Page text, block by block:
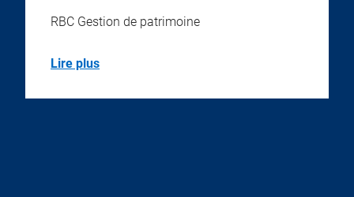
RBC Gestion de patrimoine
Lire plus